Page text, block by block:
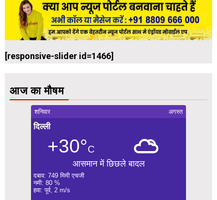
[responsive-slider id=1466]
आज का मौषम
शनिवार अगस्त
दिल्ली
+30°C
आसमान में छिछले बादल
दबाव: 749 मिमी एचजी
नमी: 80 %
हवा: पूर्व, 2 m/s